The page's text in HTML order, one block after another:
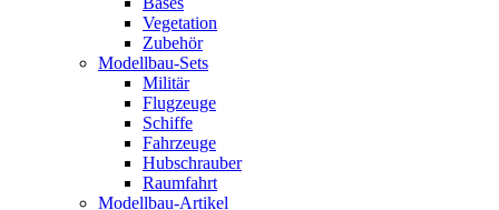
Vegetation
Zubehör
Modellbau-Sets
Militär
Flugzeuge
Schiffe
Fahrzeuge
Hubschrauber
Raumfahrt
Modellbau-Artikel